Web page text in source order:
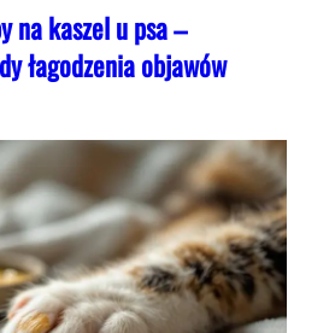
na kaszel u psa –
łagodzenia objawów